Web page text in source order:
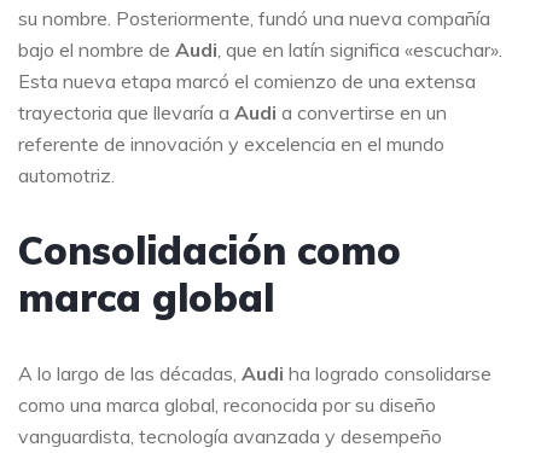
su nombre. Posteriormente, fundó una nueva compañía
bajo el nombre de Audi , que en latín significa «escuchar».
Esta nueva etapa marcó el comienzo de una extensa
trayectoria que llevaría a Audi a convertirse en un
referente de innovación y excelencia en el mundo
automotriz.
Consolidación como
marca global
A lo largo de las décadas, Audi ha logrado consolidarse
como una marca global, reconocida por su diseño
vanguardista, tecnología avanzada y desempeño